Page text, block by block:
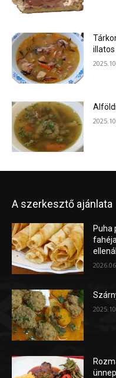
A szerkesztő ajánlata
Puha